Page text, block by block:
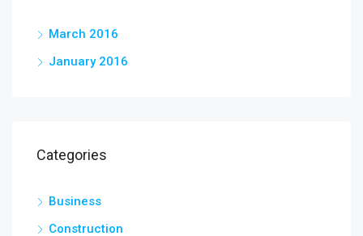
March 2016
January 2016
Categories
Business
Construction